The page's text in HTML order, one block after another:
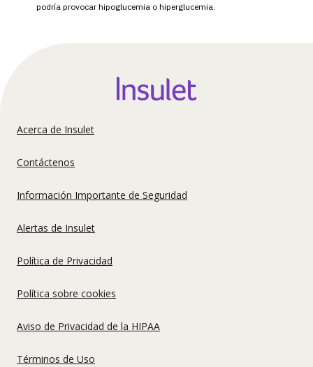
podría provocar hipoglucemia o hiperglucemia.
Footer
United
States
Acerca de Insulet
Contáctenos
Información Importante de Seguridad
Alertas de Insulet
Política de Privacidad
Política sobre cookies
Aviso de Privacidad de la HIPAA
Términos de Uso